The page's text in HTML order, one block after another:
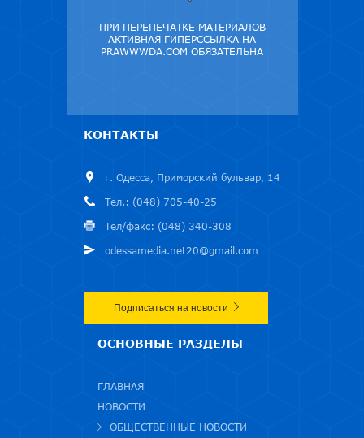
ПРИ ПЕРЕПЕЧАТКЕ МАТЕРИАЛОВ
АКТИВНАЯ ГИПЕРССЫЛКА НА
PRAWWWDA.COM ОБЯЗАТЕЛЬНА
КОНТАКТЫ
г. Одесса, Приморский бульвар, 14
Тел.: (048) 705-40-25
Тел/факс: (048) 340-308
odessamedia.net20@gmail.com
Подписаться на новости
ОСНОВНЫЕ РАЗДЕЛЫ
ГЛАВНАЯ
НОВОСТИ
ОБЩЕСТВЕННЫЕ НОВОСТИ